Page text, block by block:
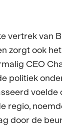
vertrek van
zorgt ook
CEO
politiek
regio,
door de